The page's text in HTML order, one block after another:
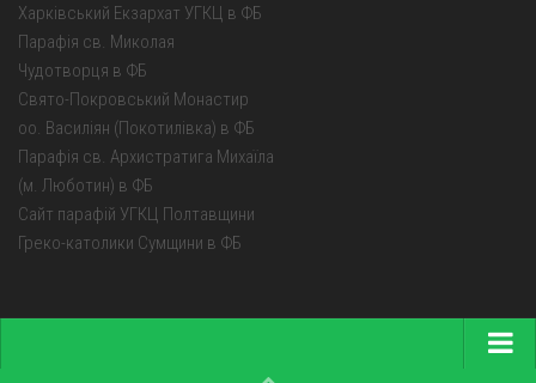
Харківський Екзархат УГКЦ в ФБ
Парафія св. Миколая
Чудотворця в ФБ
Свято-Покровський Монастир
оо. Василіян (Покотилівка) в ФБ
Парафія св. Архистратига Михаїла
(м. Люботин) в ФБ
Сайт парафій УГКЦ Полтавщини
Греко-католики Сумщини в ФБ